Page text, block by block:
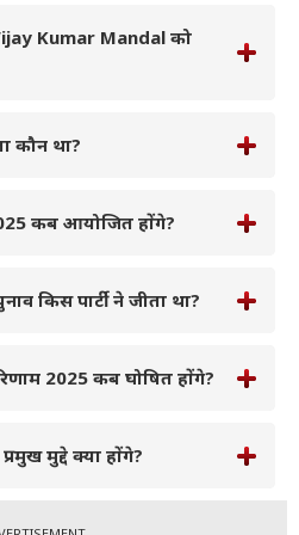
Kumar Mandal को
कौन था?
कब आयोजित होंगे?
किस पार्टी ने जीता था?
2025 कब घोषित होंगे?
मुद्दे क्या होंगे?